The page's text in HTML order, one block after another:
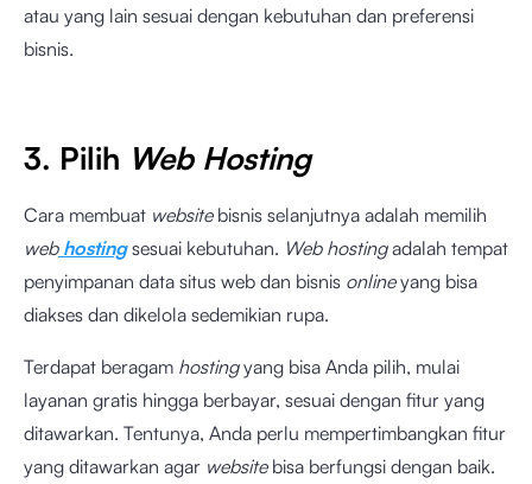
atau yang lain sesuai dengan kebutuhan dan preferensi
bisnis.
3. Pilih Web Hosting
Cara membuat website bisnis selanjutnya adalah memilih
webhostingsesuai kebutuhan. Web hostingadalah tempat
penyimpanan data situs web dan bisnis onlineyang bisa
diakses dan dikelola sedemikian rupa.
Terdapat beragam hostingyang bisa Anda pilih, mulai
layanan gratis hingga berbayar, sesuai dengan fitur yang
ditawarkan. Tentunya, Anda perlu mempertimbangkan fitur
yang ditawarkan agar website bisa berfungsi dengan baik.